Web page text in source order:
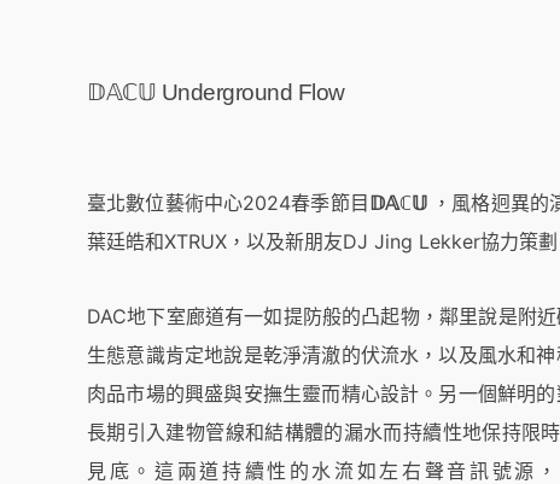
𝔻𝔸ℂ𝕌 Underground Flow
臺北數位藝術中心2024春季節目 𝔻𝔸ℂ𝕌 ，風格迥異
葉廷皓和XTRUX，以及新朋友DJ Jing Lekker協力策劃
DAC地下室廊道有一如提防般的凸起物，鄰里說是附
生態意識肯定地說是乾淨清澈的伏流水，以及風水和
肉品市場的興盛與安撫生靈而精心設計。另一個鮮明
長期引入建物管線和結構體的漏水而持續性地保持
見底。這兩道持續性的水流如左右聲音訊號源